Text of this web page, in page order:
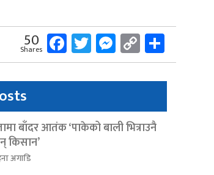
50
Shares Facebook
Twitter
Messenger
Copy
Link
बाँदर आतंक ‘पाकेको बाली भित्राउनै
किसान’
अगाडि